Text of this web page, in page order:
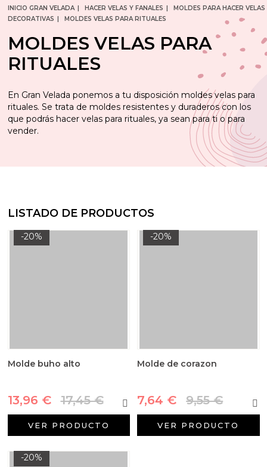
INICIO GRAN VELADA HACER VELAS Y FANALES
MOLDES PARA HACER VELAS
DECORATIVAS
MOLDES VELAS PARA RITUALES
MOLDES VELAS PARA
RITUALES
En Gran Velada ponemos a tu disposición moldes velas para
rituales. Se trata de moldes resistentes y duraderos con los
que podrás hacer velas para rituales, ya sean para ti o para
vender.
LISTADO DE PRODUCTOS
-20%
Molde buho alto
13,96 € 17,45 €
VER PRODUCTO
-20%
Molde de corazon
7,64 € 9,55 €
VER PRODUCTO
-20%